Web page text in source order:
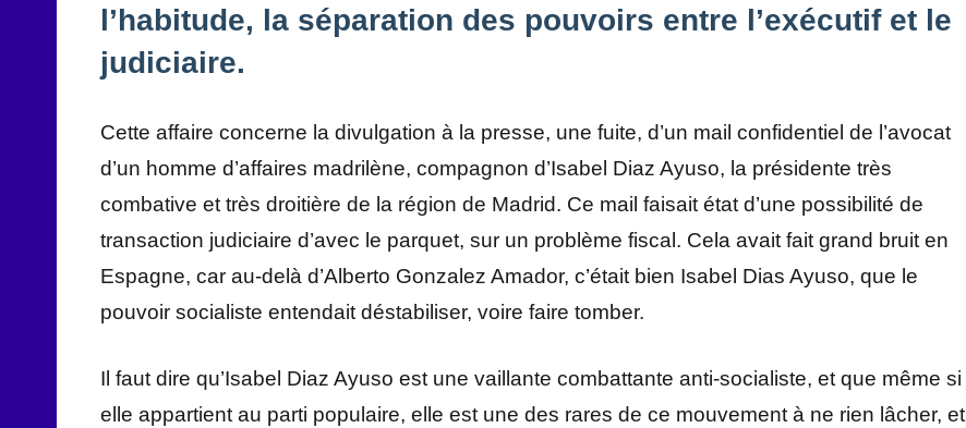
l’habitude, la séparation des pouvoirs entre l’exécutif et le
judiciaire.
Cette affaire concerne la divulgation à la presse, une fuite, d’un mail confidentiel de l’avocat
d’un homme d’affaires madrilène, compagnon d’Isabel Diaz Ayuso, la présidente très
combative et très droitière de la région de Madrid. Ce mail faisait état d’une possibilité de
transaction judiciaire d’avec le parquet, sur un problème fiscal. Cela avait fait grand bruit en
Espagne, car au-delà d’Alberto Gonzalez Amador, c’était bien Isabel Dias Ayuso, que le
pouvoir socialiste entendait déstabiliser, voire faire tomber.
Il faut dire qu’Isabel Diaz Ayuso est une vaillante combattante anti-socialiste, et que même si
elle appartient au parti populaire, elle est une des rares de ce mouvement à ne rien lâcher, et